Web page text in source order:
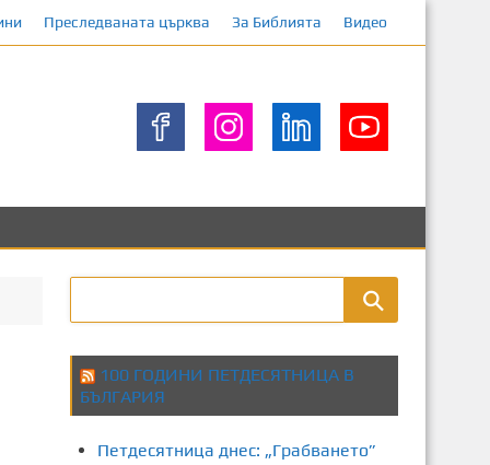
Преследваната църква За Библията Видео
100 ГОДИНИ ПЕТДЕСЯТНИЦА В
БЪЛГАРИЯ
Петдесятница днес: „Грабването”